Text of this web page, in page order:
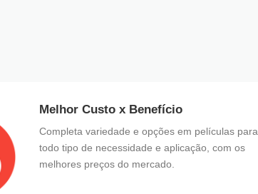
Melhor Custo x Benefício
Completa variedade e opções em películas para
todo tipo de necessidade e aplicação, com os
melhores preços do mercado.